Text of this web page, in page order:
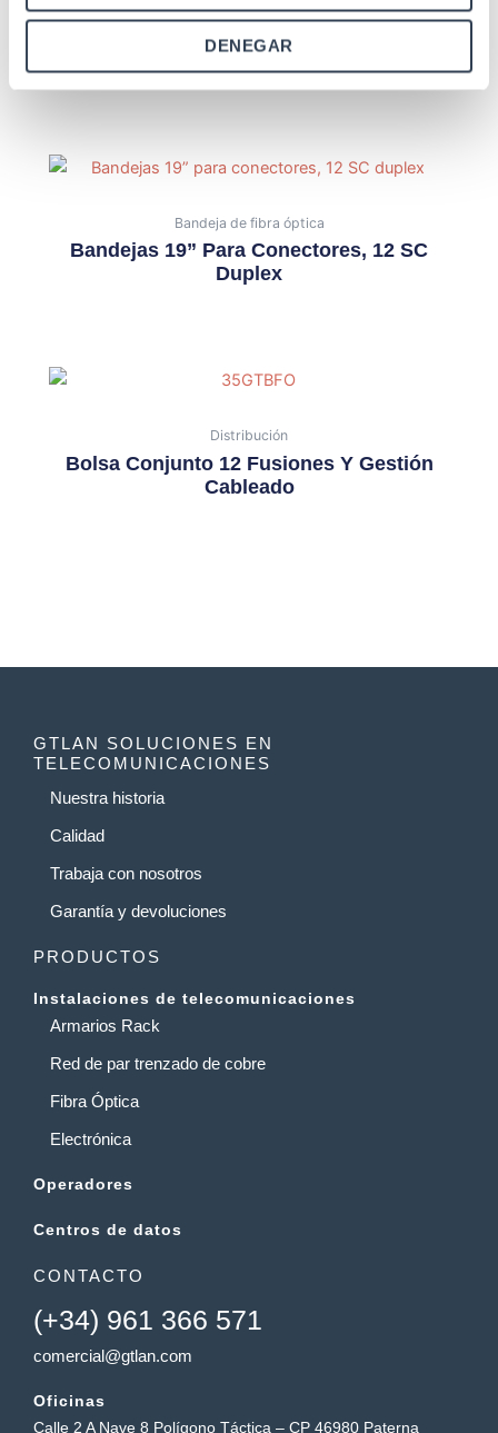
DENEGAR
Bandeja de fibra óptica
Bandeja 19” Para 24 ST Simplex
Bandeja de fibra óptica
Bandejas 19” Para Conectores, 12 SC
Duplex
Distribución
Bolsa Conjunto 12 Fusiones Y Gestión
Cableado
GTLAN SOLUCIONES EN
TELECOMUNICACIONES
Nuestra historia
Calidad
Trabaja con nosotros
Garantía y devoluciones
PRODUCTOS
Instalaciones de telecomunicaciones
Armarios Rack
Red de par trenzado de cobre
Fibra Óptica
Electrónica
Operadores
Centros de datos
CONTACTO
(+34) 961 366 571
comercial@gtlan.com
Oficinas
Calle 2 A Nave 8 Polígono Táctica – CP 46980 Paterna